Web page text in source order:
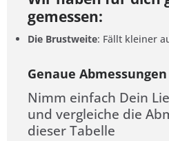
gemessen:
Die Brustweite: Fällt kleiner
Genaue
Nimm einfach Dein
und vergleiche die
dieser Tabelle